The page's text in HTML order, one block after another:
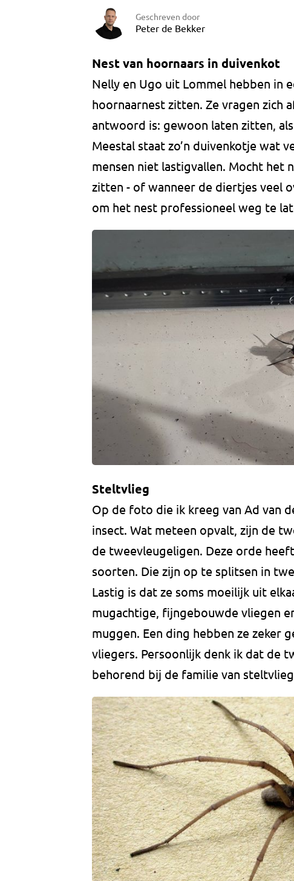
Geschreven door
Peter de Bekker
Nest van hoornaars in duivenkot
Nelly en Ugo uit Lommel hebben in
hoornaarnest zitten. Ze vragen zich
antwoord is: gewoon laten zitten,
Meestal staat zo’n duivenkotje wat
mensen niet lastigvallen. Mocht het
zitten - of wanneer de diertjes veel
om het nest professioneel weg te
Steltvlieg
Op de foto die ik kreeg van Ad van
insect. Wat meteen opvalt, zijn de
de tweevleugeligen. Deze orde
soorten. Die zijn op te splitsen in
Lastig is dat ze soms moeilijk uit
mugachtige, fijngebouwde vliegen
muggen. Een ding hebben ze zeker
vliegers. Persoonlijk denk ik dat de
behorend bij de familie van